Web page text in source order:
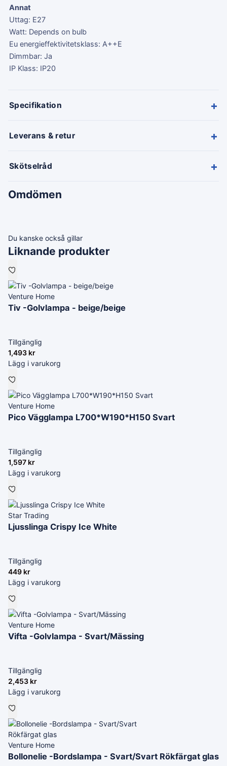
Annat
Uttag: E27
Watt: Depends on bulb
Eu energieffektivitetsklass: A++E
Dimmbar: Ja
IP Klass: IP20
Specifikation +
Leverans & retur +
Skötselråd +
Omdömen
Du kanske också gillar
Liknande produkter
Venture Home
Tiv -Golvlampa - beige/beige
Tillgänglig
1,493 kr
Lägg i varukorg
Venture Home
Pico Vägglampa L700*W190*H150 Svart
Tillgänglig
1,597 kr
Lägg i varukorg
Star Trading
Ljusslinga Crispy Ice White
Tillgänglig
449 kr
Lägg i varukorg
Venture Home
Vifta -Golvlampa - Svart/Mässing
Tillgänglig
2,453 kr
Lägg i varukorg
Venture Home
Bollonelie -Bordslampa - Svart/Svart Rökfärgat glas